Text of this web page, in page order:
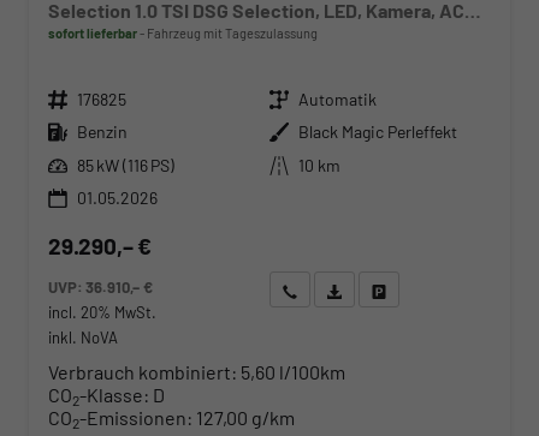
Selection 1.0 TSI DSG Selection, LED, Kamera, ACC, Side, Winter
sofort lieferbar Fahrzeug mit Tageszulassung
Fahrzeugnr. 176825 Getriebe Automatik
Kraftstoff Benzin Außenfarbe Black Magic Perleffekt
Leistung 85 kW (116 PS) Kilometerstand
10 km
01.05.2026
29.290,– €
UVP:36.910,– €
incl. 20% MwSt.
inkl. NoVA
Wir rufen Sie anAngebot drucken (PDF)
Verbrauch kombiniert: 5,60 l/100km
CO2-Klasse: D
CO2-Emissionen: 127,00 g/km